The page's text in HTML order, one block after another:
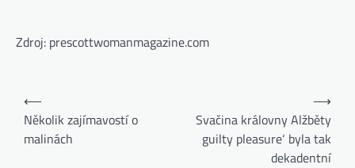
Zdroj: prescottwomanmagazine.com
⟵
Několik zajímavostí o
malinách
Svačina královny Alžběty
‚guilty pleasure‘ byla tak
dekadentní
⟶